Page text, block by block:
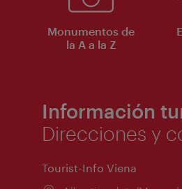
Monumentos de
la A a la Z
Información
Direcciones y
Tourist-Info Viena